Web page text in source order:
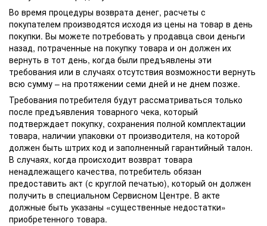
Во время процедуры возврата денег, расчеты с
покупателем производятся исходя из цены на товар в день
покупки. Вы можете потребовать у продавца свои деньги
назад, потраченные на покупку товара и он должен их
вернуть в тот день, когда были предъявлены эти
требования или в случаях отсутствия возможности вернуть
всю сумму – на протяжении семи дней и не днем позже.
Требования потребителя будут рассматриваться только
после предъявления товарного чека, который
подтверждает покупку, сохранения полной комплектации
товара, наличии упаковки от производителя, на которой
должен быть штрих код и заполненный гарантийный талон.
В случаях, когда происходит возврат товара
ненадлежащего качества, потребитель обязан
предоставить акт (с круглой печатью), который он должен
получить в специальном Сервисном Центре. В акте
должные быть указаны «существенные недостатки»
приобретенного товара.